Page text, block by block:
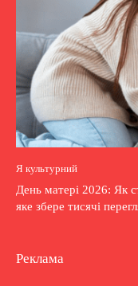
Я культурний
День матері 2026: Як
яке збере тисячі
Реклама